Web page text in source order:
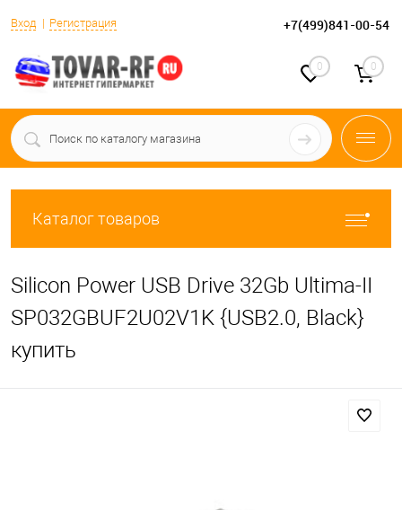
Вход Регистрация +7(499)841-00-54
0 0
Каталог товаров
Silicon Power USB Drive 32Gb Ultima-II
SP032GBUF2U02V1K {USB2.0, Black}
купить